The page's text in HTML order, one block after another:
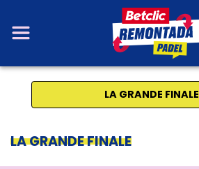
LA GRANDE FINALE
LA GRANDE FINALE